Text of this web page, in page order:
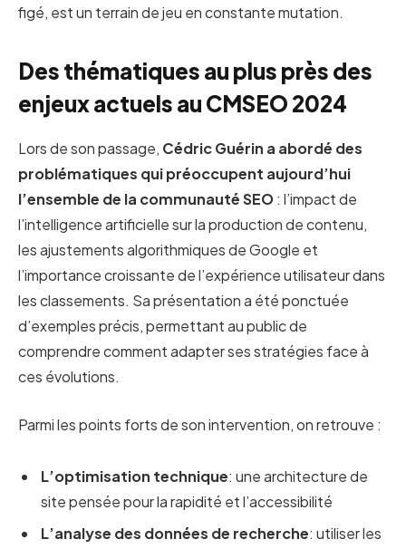
figé, est un terrain de jeu en constante mutation.
Des thématiques au plus près des
enjeux actuels au CMSEO 2024
Lors de son passage, Cédric Guérin a abordé des
problématiques qui préoccupent aujourd’hui
l’ensemble de la communauté SEO: l’impact de
l’intelligence artificielle sur la production de contenu,
les ajustements algorithmiques de Google et
l’importance croissante de l’expérience utilisateur dans
les classements. Sa présentation a été ponctuée
d’exemples précis, permettant au public de
comprendre comment adapter ses stratégies face à
ces évolutions.
Parmi les points forts de son intervention, on retrouve :
L’optimisation technique: une architecture de
site pensée pour la rapidité et l’accessibilité
L’analyse des données de recherche: utiliser les